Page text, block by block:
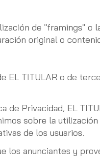
de "framings"
original o
EL TITULAR o de
de Privacidad, EL
sobre la
de los usuarios.
los anunciantes y